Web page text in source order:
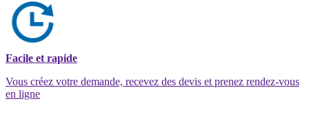
Facile et rapide
Vous créez votre demande, recevez des devis et prenez rendez-vous
en ligne